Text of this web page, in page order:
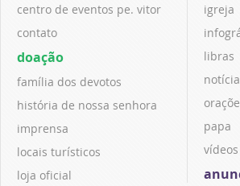
centro de eventos pe. vitor
contato
doação
família dos devotos
história de nossa senhora
imprensa
locais turísticos
loja oficial
igreja
libras
papa
vídeos